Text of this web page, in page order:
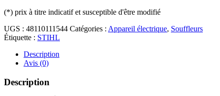
(*) prix à titre indicatif et susceptible d'être modifié
UGS : 48110111544 Catégories : Appareil électrique, Souffleurs
Étiquette : STIHL
Description
Avis (0)
Description